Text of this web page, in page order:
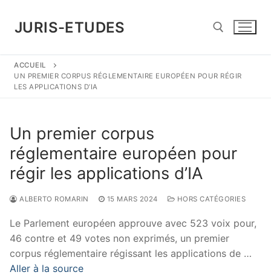
contenu
JURIS-ETUDES
Rechercher :
ACCUEIL
UN PREMIER CORPUS RÉGLEMENTAIRE EUROPÉEN POUR RÉGIR
LES APPLICATIONS D’IA
Un premier corpus
réglementaire européen pour
régir les applications d’IA
ALBERTO ROMARIN 15 MARS 2024 HORS CATÉGORIES
Le Parlement européen approuve avec 523 voix pour,
46 contre et 49 votes non exprimés, un premier
corpus réglementaire régissant les applications de …
Aller à la source